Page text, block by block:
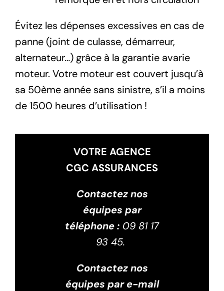
Évitez les dépenses excessives en cas de
panne (joint de culasse, démarreur,
alternateur…) grâce à la garantie avarie
moteur. Votre moteur est couvert jusqu’à
sa 50ème année sans sinistre, s’il a moins
de 1500 heures d’utilisation !
VOTRE AGENCE
CGC ASSURANCES
Contactez nos
équipes par
téléphone : 09 81 17
93 45.
Contactez nos
équipes par e-mail